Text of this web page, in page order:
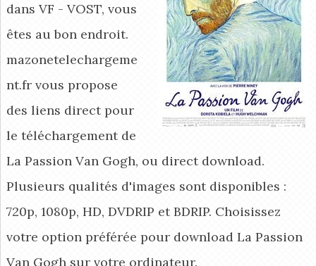
dans VF - VOST, vous
êtes au bon endroit.
mazonetelechargeme
nt.fr vous propose
des liens direct pour
le téléchargement de
La Passion Van Gogh, ou direct download.
Plusieurs qualités d'images sont disponibles :
720p, 1080p, HD, DVDRIP et BDRIP. Choisissez
votre option préférée pour download La Passion
Van Goghsur votre ordinateur.